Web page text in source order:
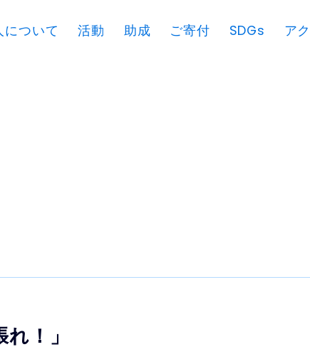
について 活動 助成 ご寄付 SDGs ア
！」